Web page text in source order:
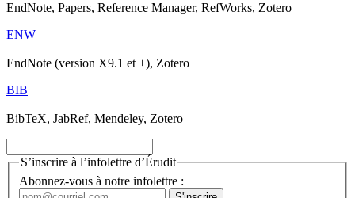
EndNote, Papers, Reference Manager, RefWorks, Zotero
ENW
EndNote (version X9.1 et +), Zotero
BIB
BibTeX, JabRef, Mendeley, Zotero
S’inscrire à l’infolettre d’Érudit
Abonnez-vous à notre infolettre :